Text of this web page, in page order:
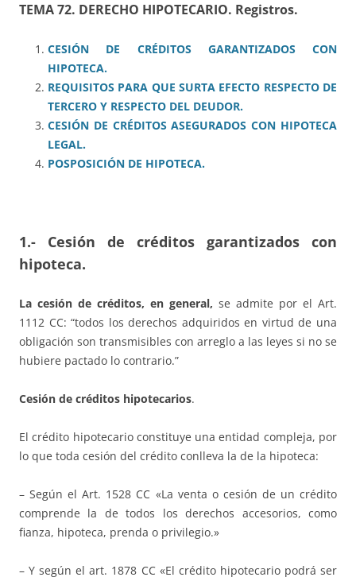
TEMA 72. DERECHO HIPOTECARIO. Registros.
CESIÓN DE CRÉDITOS GARANTIZADOS CON
HIPOTECA.
REQUISITOS PARA QUE SURTA EFECTO RESPECTO DE
TERCERO Y RESPECTO DEL DEUDOR.
CESIÓN DE CRÉDITOS ASEGURADOS CON HIPOTECA
LEGAL.
POSPOSICIÓN DE HIPOTECA.
1.- Cesión de créditos garantizados con
hipoteca.
La cesión de créditos, en general, se admite por el Art.
1112 CC: “todos los derechos adquiridos en virtud de una
obligación son transmisibles con arreglo a las leyes si no se
hubiere pactado lo contrario.”
Cesión de créditos hipotecarios.
El crédito hipotecario constituye una entidad compleja, por
lo que toda cesión del crédito conlleva la de la hipoteca:
– Según el Art. 1528 CC «La venta o cesión de un crédito
comprende la de todos los derechos accesorios, como
fianza, hipoteca, prenda o privilegio.»
– Y según el art. 1878 CC «El crédito hipotecario podrá ser